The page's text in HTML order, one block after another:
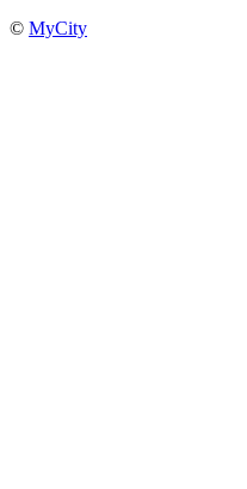
© MyCity